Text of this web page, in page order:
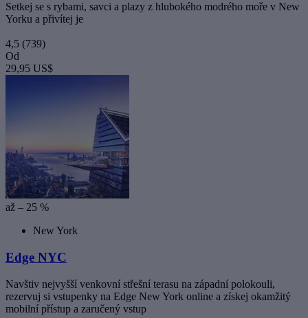
Setkej se s rybami, savci a plazy z hlubokého modrého moře v New
Yorku a přivítej je
4,5 (739)
Od
29,95 US$
až – 25 %
New York
Edge NYC
Navštiv nejvyšší venkovní střešní terasu na západní polokouli,
rezervuj si vstupenky na Edge New York online a získej okamžitý
mobilní přístup a zaručený vstup